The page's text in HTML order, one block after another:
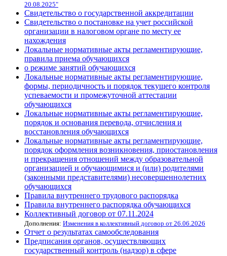
20.08.2025"
Свидетельство о государственной аккредитации
Свидетельство о постановке на учет российской
организации в налоговом органе по месту ее
нахождения
Локальные нормативные акты регламентирующие,
правила приема обучающихся
о режиме занятий обучающихся
Локальные нормативные акты регламентирующие,
формы, периодичность и порядок текущего контроля
успеваемости и промежуточной аттестации
обучающихся
Локальные нормативные акты регламентирующие,
порядок и основания перевода, отчисления и
восстановления обучающихся
Локальные нормативные акты регламентирующие,
порядок оформления возникновения, приостановления
и прекращения отношений между образовательной
организацией и обучающимися и (или) родителями
(законными представителями) несовершеннолетних
обучающихся
Правила внутреннего трудового распорядка
Правила внутреннего распорядка обучающихся
Коллективный договор от 07.11.2024
Дополнения: Изменения в коллективный договор от 26.06.2026
Отчет о результатах самообследования
Предписания органов, осуществляющих
государственный контроль (надзор) в сфере